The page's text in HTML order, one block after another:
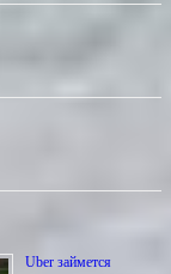
Uber займется